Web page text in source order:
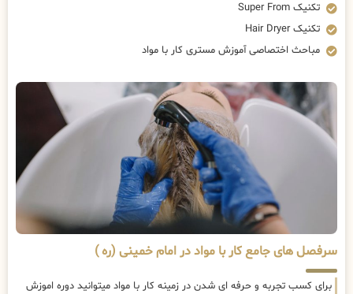
تکنیک Super From
تکنیک Hair Dryer
مباحث اختصاصی آموزش مستری کار با مواد
سرفصل های جامع کار با مواد در امام خمینی (ره )
برای کسب تجربه و حرفه ای شدن در زمینه کار با مواد میتوانید دوره اموزش